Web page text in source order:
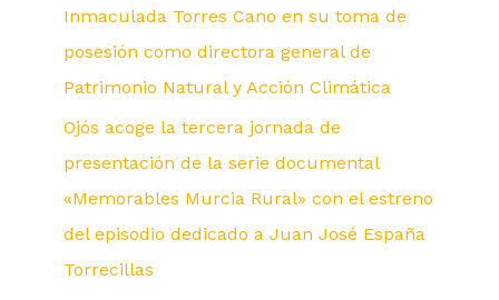
Inmaculada Torres Cano en su toma de
posesión como directora general de
Patrimonio Natural y Acción Climática
Ojós acoge la tercera jornada de
presentación de la serie documental
«Memorables Murcia Rural» con el estreno
del episodio dedicado a Juan José España
Torrecillas